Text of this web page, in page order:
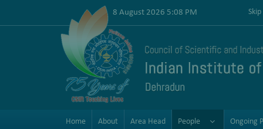
8 August 2026 5:08 PM
Home About Area Head People Ongoing